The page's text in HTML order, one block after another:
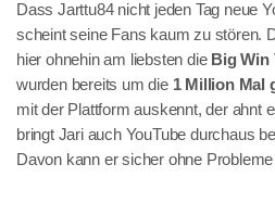
Dass Jarttu84 nicht jeden Tag neue
scheint seine Fans kaum zu stören.
hier ohnehin am liebsten die Big Win
wurden bereits um die 1 Million Mal
mit der Plattform auskennt, der ahnt
bringt Jari auch YouTube durchaus
Davon kann er sicher ohne Probleme